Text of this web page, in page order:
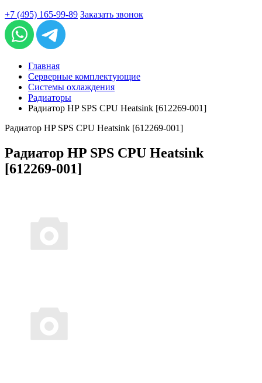
+7 (495) 165-99-89 Заказать звонок
Главная
Серверные комплектующие
Системы охлаждения
Радиаторы
Радиатор HP SPS CPU Heatsink [612269-001]
Радиатор HP SPS CPU Heatsink [612269-001]
Радиатор HP SPS CPU Heatsink
[612269-001]